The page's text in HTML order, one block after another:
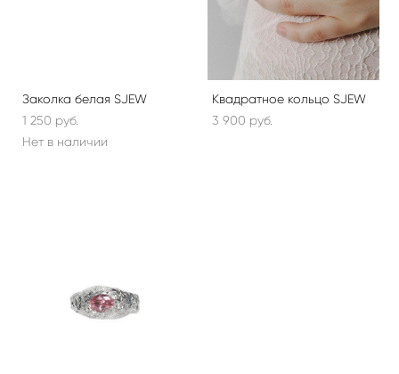
Заколка белая SJEW
1 250 pуб.
Нет в наличии
Квадратное кольцо SJEW
3 900 pуб.